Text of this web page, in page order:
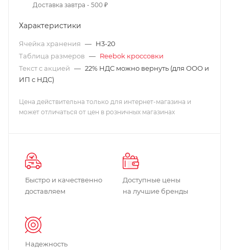
Доставка завтра - 500 ₽
Характеристики
Ячейка хранения — H3-20
Таблица размеров — Reebok кроссовки
Текст с акцией — 22% НДС можно вернуть (для ООО и
ИП с НДС)
Цена действительна только для интернет-магазина и
может отличаться от цен в розничных магазинах
Быстро и качественно
доставляем
Доступные цены
на лучшие бренды
Надежность